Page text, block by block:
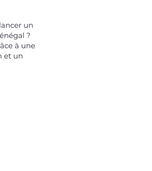
un
?
à une
et un